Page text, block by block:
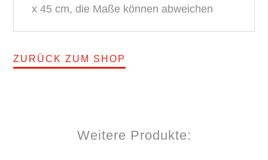
x 45 cm, die Maße können abweichen
ZURÜCK ZUM SHOP
Weitere Produkte: